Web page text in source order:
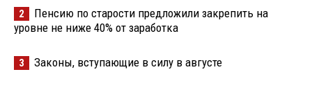
2
Пенсию по старости предложили закрепить на
уровне не ниже 40% от заработка
3 Законы, вступающие в силу в августе